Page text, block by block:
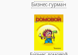
Бизнес-гурман